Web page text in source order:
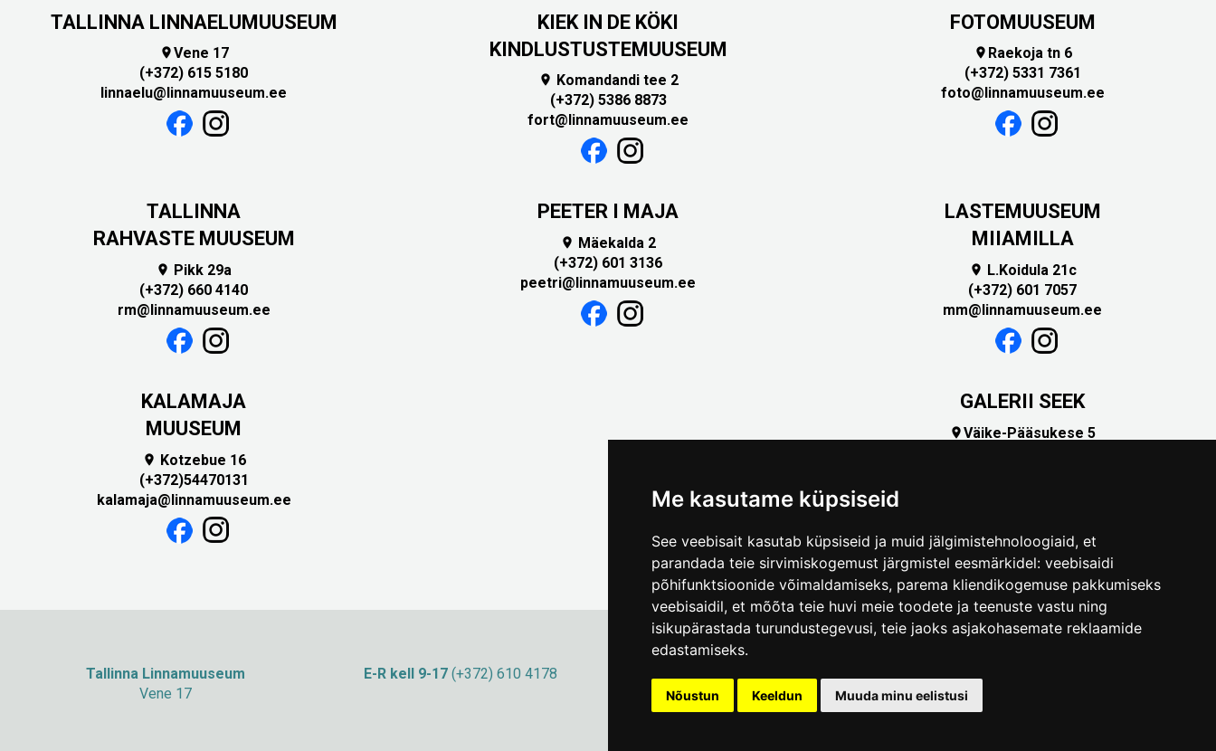
Me kasutame küpsiseid
See veebisait kasutab küpsiseid ja muid jälgimistehnoloogiaid, et
parandada teie sirvimiskogemust järgmistel eesmärkidel: veebisaidi
põhifunktsioonide võimaldamiseks, parema kliendikogemuse pakkumiseks
veebisaidil, et mõõta teie huvi meie toodete ja teenuste vastu ning
isikupärastada turundustegevusi, teie jaoks asjakohasemate reklaamide
edastamiseks.
Nõustun Keeldun Muuda minu eelistusi
TALLINNA LINNAELUMUUSEUM
Vene 17
(+372) 615 5180
linnaelu@linnamuuseum.ee
KIEK IN DE KÖKI
KINDLUSTUSTEMUUSEUM

Komandandi tee 2
(+372) 5386 8873
fort@linnamuuseum.ee
FOTOMUUSEUM
 Raekoja tn 6
(+372) 5331 7361
foto@linnamuuseum.ee
TALLINNA
RAHVASTE MUUSEUM
 Pikk 29a
(+372) 660 4140
rm@linnamuuseum.ee
PEETER I MAJA
 Mäekalda 2
(+372) 601 3136
peetri@linnamuuseum.ee
LASTEMUUSEUM
MIIAMILLA
 L.Koidula 21c
(+372) 601 7057
mm@linnamuuseum.ee
KALAMAJA
MUUSEUM
 Kotzebue 16
(+372)54470131
kalamaja@linnamuuseum.ee
GALERII SEEK
Väike-Pääsukese 5
Tallinna Linnamuuseum
Vene 17
E-R kell 9-17 (+372) 610 4178
Küpsisepoliitika